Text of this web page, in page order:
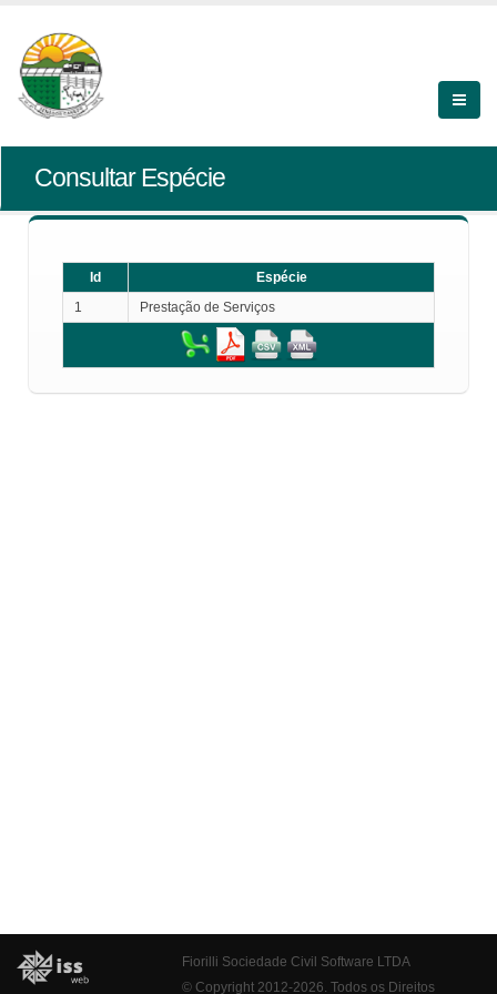
Consultar Espécie
Id
Espécie
1
Prestação de Serviços
Fiorilli Sociedade Civil Software LTDA
© Copyright 2012-2026. Todos os Direitos